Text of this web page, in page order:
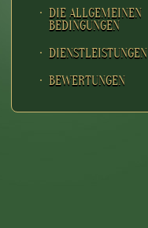
DIE ALLGEMEINEN
BEDINGUNGEN
DIENSTLEISTUNGEN
BEWERTUNGEN